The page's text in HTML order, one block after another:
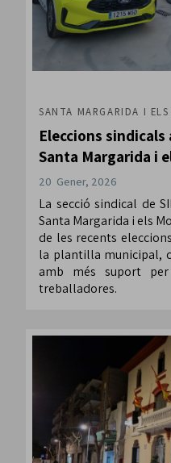
SANTA MARGARIDA I
Eleccions
Santa Margarida i
20 Gener, 2026
La secció sindical de
Santa Margarida i els
de les recents
la plantilla municipal,
amb més suport
treballadores.